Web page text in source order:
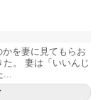
を妻に見てもらお
。 妻は「いいんじ
...